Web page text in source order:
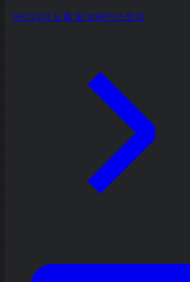
아이디어 도출 및 브레인스토밍